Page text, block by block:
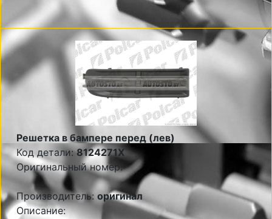
Решетка в бампере перед (лев)
Код детали:8124271X
Оригинальный номер:
Производитель: оригинал
Описание: